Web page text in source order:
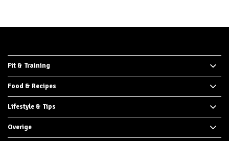
Fit & Training
Food & Recipes
Lifestyle & Tips
Overige